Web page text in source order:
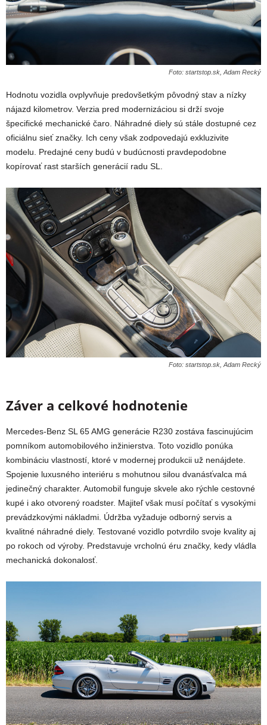
Foto: startstop.sk, Adam Recký
Hodnotu vozidla ovplyvňuje predovšetkým pôvodný stav a nízky
nájazd kilometrov. Verzia pred modernizáciou si drží svoje
špecifické mechanické čaro. Náhradné diely sú stále dostupné cez
oficiálnu sieť značky. Ich ceny však zodpovedajú exkluzivite
modelu. Predajné ceny budú v budúcnosti pravdepodobne
kopírovať rast starších generácií radu SL.
Foto: startstop.sk, Adam Recký
Záver a celkové hodnotenie
Mercedes-Benz SL 65 AMG generácie R230 zostáva fascinujúcim
pomníkom automobilového inžinierstva. Toto vozidlo ponúka
kombináciu vlastností, ktoré v modernej produkcii už nenájdete.
Spojenie luxusného interiéru s mohutnou silou dvanásťvalca má
jedinečný charakter. Automobil funguje skvele ako rýchle cestovné
kupé i ako otvorený roadster. Majiteľ však musí počítať s vysokými
prevádzkovými nákladmi. Údržba vyžaduje odborný servis a
kvalitné náhradné diely. Testované vozidlo potvrdilo svoje kvality aj
po rokoch od výroby. Predstavuje vrcholnú éru značky, kedy vládla
mechanická dokonalosť.